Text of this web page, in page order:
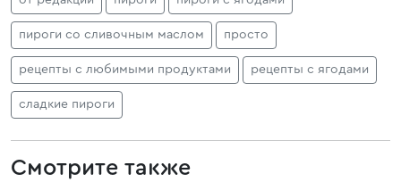
пироги со сливочным маслом просто
рецепты с любимыми продуктами рецепты с ягодами
сладкие пироги
Смотрите также